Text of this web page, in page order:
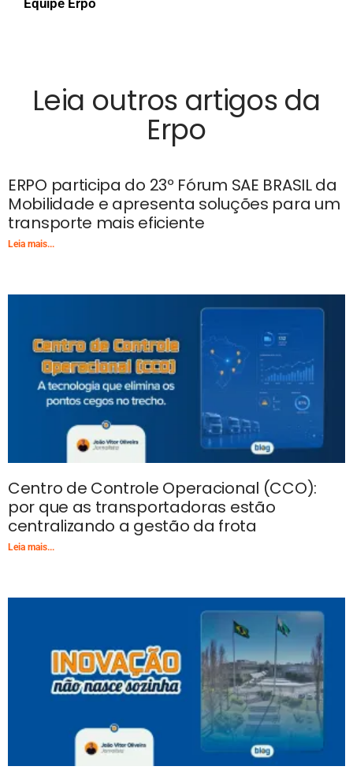
Equipe Erpo
Leia outros artigos da
Erpo
ERPO participa do 23º Fórum SAE BRASIL da
Mobilidade e apresenta soluções para um
transporte mais eficiente
Leia mais...
Centro de Controle Operacional (CCO):
por que as transportadoras estão
centralizando a gestão da frota
Leia mais...